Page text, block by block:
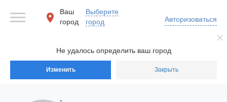
Не удалось определить ваш город
Изменить Закрыть
Ваш
город
Выберите
город
Авторизоваться